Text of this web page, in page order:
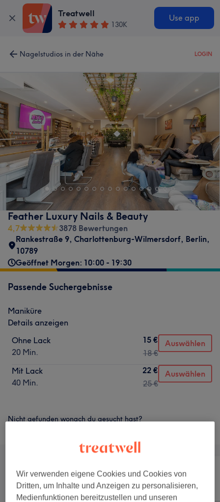
Treatwell
130K
Use app
Nagelstudios in der Nähe LOGIN
Feather Luxury Nails & Beauty
4,7
3878 Bewertungen
Rankestraße 9, Charlottenburg-Wilmersdorf, Berlin,
10789
Geöffnet Morgen: 10:00 - 19:30
Passende Suchergebnisse
Maniküre
Details anzeigen
Ohne Lack
20 Min.
15 €
18 €
Auswählen
Mit Lack
40 Min.
22 €
25 €
Auswählen
Nicht gefunden wonach du gesucht hast?
Alle Nägel Gesicht
Wir verwenden eigene Cookies und Cookies von
Dritten, um Inhalte und Anzeigen zu personalisieren,
Medienfunktionen bereitzustellen und unseren